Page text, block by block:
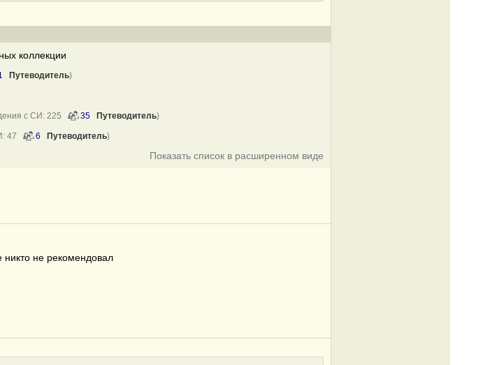
коллекции
Путеводитель)
с СИ: 225 35 Путеводитель)
47 6 Путеводитель)
Показать список в расширенном виде
не рекомендовал